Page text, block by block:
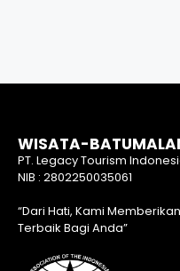
WISATA-
PT. Legacy Tourism
NIB : 2802250035061
“Dari Hati, Kami
Terbaik Bagi Anda”